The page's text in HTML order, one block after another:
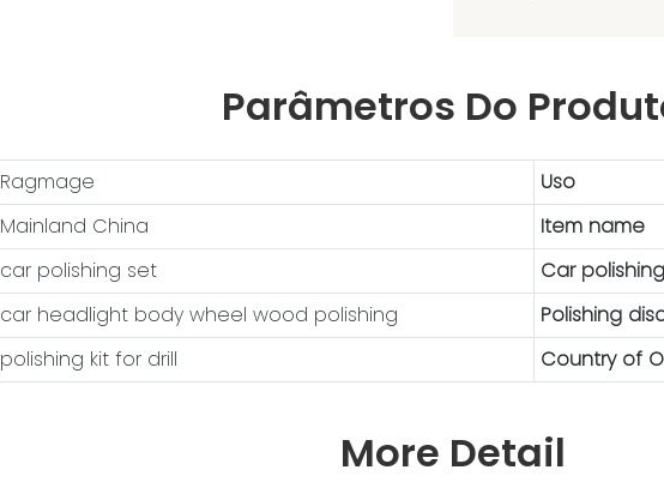
Parâmetros Do
Ragmage Uso
Mainland China Item name
car polishing set Car
car headlight body wheel wood polishing Polishing
polishing kit for drill Country of
More Detail